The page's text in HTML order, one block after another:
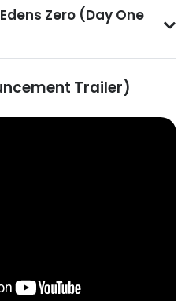
Zero (Day One
Trailer)